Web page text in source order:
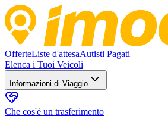
OfferteListe d'attesaAutisti Pagati
Elenca i Tuoi Veicoli
Informazioni di Viaggio
Che cos'è un trasferimento